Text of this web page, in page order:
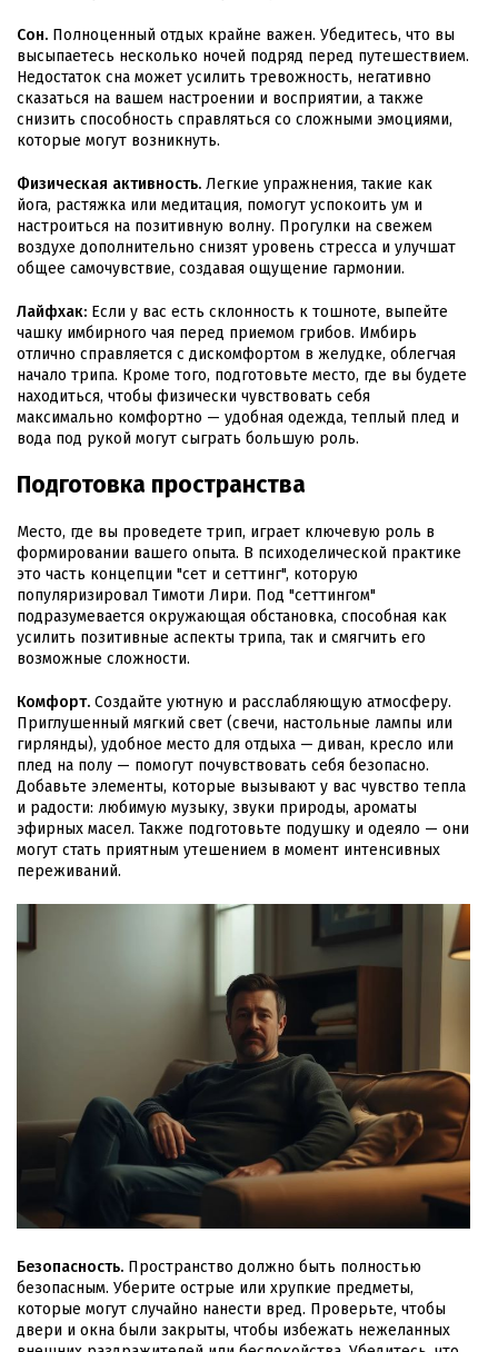
Сон. Полноценный отдых крайне важен. Убедитесь, что вы
высыпаетесь несколько ночей подряд перед путешествием.
Недостаток сна может усилить тревожность, негативно
сказаться на вашем настроении и восприятии, а также
снизить способность справляться со сложными эмоциями,
которые могут возникнуть.
Физическая активность. Легкие упражнения, такие как
йога, растяжка или медитация, помогут успокоить ум и
настроиться на позитивную волну. Прогулки на свежем
воздухе дополнительно снизят уровень стресса и улучшат
общее самочувствие, создавая ощущение гармонии.
Лайфхак: Если у вас есть склонность к тошноте, выпейте
чашку имбирного чая перед приемом грибов. Имбирь
отлично справляется с дискомфортом в желудке, облегчая
начало трипа. Кроме того, подготовьте место, где вы будете
находиться, чтобы физически чувствовать себя
максимально комфортно — удобная одежда, теплый плед и
вода под рукой могут сыграть большую роль.
Подготовка пространства
Место, где вы проведете трип, играет ключевую роль в
формировании вашего опыта. В психоделической практике
это часть концепции "сет и сеттинг", которую
популяризировал Тимоти Лири. Под "сеттингом"
подразумевается окружающая обстановка, способная как
усилить позитивные аспекты трипа, так и смягчить его
возможные сложности.
Комфорт. Создайте уютную и расслабляющую атмосферу.
Приглушенный мягкий свет (свечи, настольные лампы или
гирлянды), удобное место для отдыха — диван, кресло или
плед на полу — помогут почувствовать себя безопасно.
Добавьте элементы, которые вызывают у вас чувство тепла
и радости: любимую музыку, звуки природы, ароматы
эфирных масел. Также подготовьте подушку и одеяло — они
могут стать приятным утешением в момент интенсивных
переживаний.
Безопасность. Пространство должно быть полностью
безопасным. Уберите острые или хрупкие предметы,
которые могут случайно нанести вред. Проверьте, чтобы
двери и окна были закрыты, чтобы избежать нежеланных